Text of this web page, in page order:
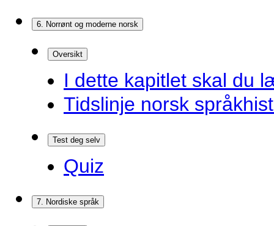
6. Norrønt og moderne norsk
Oversikt
I dette kapitlet skal du
Tidslinje norsk
Test deg selv
Quiz
7. Nordiske språk